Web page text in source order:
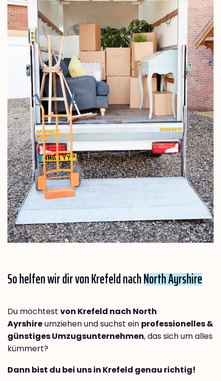
So helfen wir dir von Krefeld nachNorth Ayrshire
Du möchtest von Krefeld nach North
Ayrshireumziehen und suchst ein professionelles &
günstiges Umzugsunternehmen, das sich um alles
kümmert?
Dann bist du bei uns in Krefeld genau richtig!